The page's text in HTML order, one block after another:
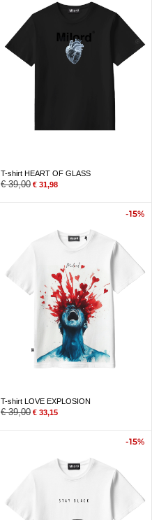
T-shirt HEART OF GLASS
€39,00 € 31,98
-15%
T-shirt LOVE EXPLOSION
€39,00 € 33,15
-15%